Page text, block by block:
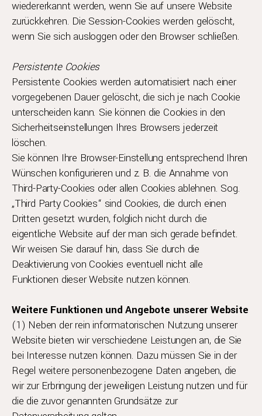
wiedererkannt werden, wenn Sie auf unsere Website
zurückkehren. Die Session-Cookies werden gelöscht,
wenn Sie sich ausloggen oder den Browser schließen.
Persistente Cookies
Persistente Cookies werden automatisiert nach einer
vorgegebenen Dauer gelöscht, die sich je nach Cookie
unterscheiden kann. Sie können die Cookies in den
Sicherheitseinstellungen Ihres Browsers jederzeit
löschen.
Sie können Ihre Browser-Einstellung entsprechend Ihren
Wünschen konfigurieren und z. B. die Annahme von
Third-Party-Cookies oder allen Cookies ablehnen. Sog.
„Third Party Cookies“ sind Cookies, die durch einen
Dritten gesetzt wurden, folglich nicht durch die
eigentliche Website auf der man sich gerade befindet.
Wir weisen Sie darauf hin, dass Sie durch die
Deaktivierung von Cookies eventuell nicht alle
Funktionen dieser Website nutzen können.
Weitere Funktionen und Angebote unserer Website
(1) Neben der rein informatorischen Nutzung unserer
Website bieten wir verschiedene Leistungen an, die Sie
bei Interesse nutzen können. Dazu müssen Sie in der
Regel weitere personenbezogene Daten angeben, die
wir zur Erbringung der jeweiligen Leistung nutzen und für
die die zuvor genannten Grundsätze zur